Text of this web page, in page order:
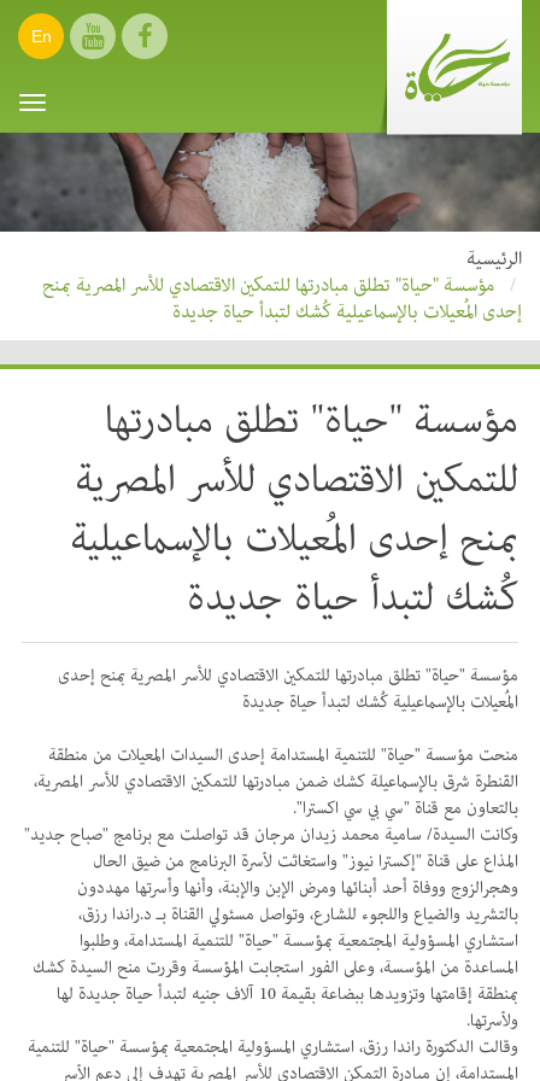
En
الرئيسية
مؤسسة "حياة" تطلق مبادرتها للتمكين الاقتصادي للأسر المصرية بمنح
إحدى المُعيلات بالإسماعيلية كُشك لتبدأ حياة جديدة
مؤسسة "حياة" تطلق مبادرتها
للتمكين الاقتصادي للأسر المصرية
بمنح إحدى المُعيلات بالإسماعيلية
كُشك لتبدأ حياة جديدة
مؤسسة "حياة" تطلق مبادرتها للتمكين الاقتصادي للأسر المصرية بمنح إحدى
المُعيلات بالإسماعيلية كُشك لتبدأ حياة جديدة
منحت مؤسسة "حياة" للتنمية المستدامة إحدى السيدات المعيلات من منطقة
القنطرة شرق بالإسماعيلة كشك ضمن مبادرتها للتمكين الاقتصادي للأسر المصرية،
بالتعاون مع قناة "سي بي سي اكسترا".
وكانت السيدة/ سامية محمد زيدان مرجان قد تواصلت مع برنامج "صباح جديد"
المذاع على قناة "إكسترا نيوز" واستغاثت لأسرة البرنامج من ضيق الحال
وهجرالزوج ووفاة أحد أبنائها ومرض الإبن والإبنة، وأنها وأسرتها مهددون
بالتشريد والضياع واللجوء للشارع، وتواصل مسئولي القناة بـ د.راندا رزق،
استشاري المسؤولية المجتمعية بمؤسسة "حياة" للتنمية المستدامة، وطلبوا
المساعدة من المؤسسة، وعلى الفور استجابت المؤسسة وقررت منح السيدة كشك
بمنطقة إقامتها وتزويدها ببضاعة بقيمة 10 آلاف جنيه لتبدأ حياة جديدة لها
ولأسرتها.
وقالت الدكتورة راندا رزق، استشاري المسؤولية المجتمعية بمؤسسة "حياة" للتنمية
المستدامة، إن مبادرة التمكن الاقتصادي للأسر المصرية تهدف إلى دعم الأسر